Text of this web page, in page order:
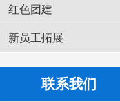
红色团建
新员工拓展
联系我们